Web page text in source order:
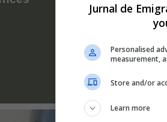
Jurnal de
Personalised
measurement,
Store and/or
Learn more